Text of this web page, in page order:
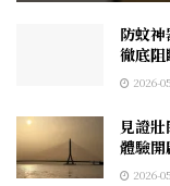
防蚊神
徹底阻
2026-
見證
體驗
2026-